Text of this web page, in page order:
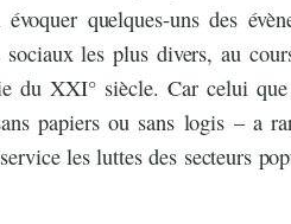
quelques-uns des
sociaux les plus divers, au
du XXI° siècle. Car celui
papiers ou sans logis – a
les luttes des secteurs